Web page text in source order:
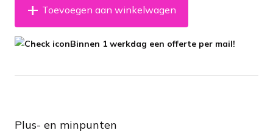
Toevoegen aan winkelwagen
Binnen 1 werkdag een offerte per mail!
Plus- en minpunten